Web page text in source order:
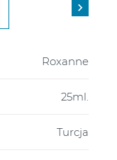

Roxanne
25ml.
Turcja